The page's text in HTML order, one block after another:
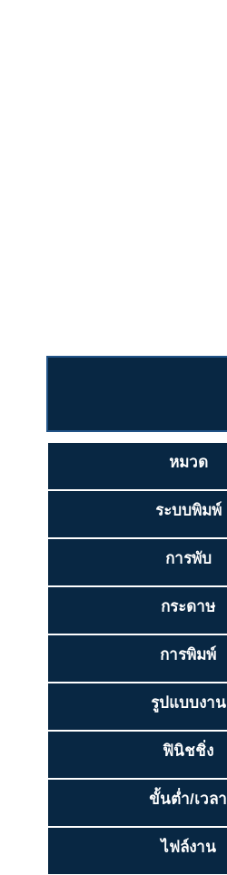
หมวด
ระบบพิมพ์
การพับ
กระดาษ
การพิมพ์
รูปแบบงาน
ฟินิชชิ่ง
ขั้นต่ำ/เวลา
ไฟล์งาน